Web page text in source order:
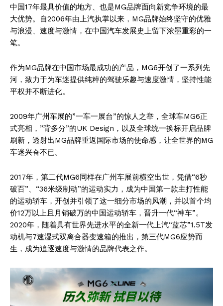
中国17年最具价值的地方、也是MG品牌面向新竞争环境的最
大优势。自2006年由上汽执掌以来，MG品牌始终坚守的优雅
与浪漫、速度与激情，在中国汽车发展史上留下浓墨重彩的一
笔。
作为MG品牌在中国市场最成功的产品，MG6开创了一系列先
河，致力于为车迷提供纯粹的驾驶乐趣与速度激情，坚持性能
平权并不断进化。
2009年广州车展的”一车一展台”的惊人之举，全球车MG6正
式亮相，”背多分”的UK Design，以及全球统一换标开启品牌
刷新，透射出MG品牌重返国际市场的使命感，让全世界的MG
车迷兴奋不已。
2017年，第二代MG6同样在广州车展前横空出世，凭借“6秒
破百”、“36米级制动”的运动实力，成为中国第一款主打性能
的运动轿车，开创并引领了这一细分市场的风潮，并以首个均
价12万以上且月销破万的中国运动轿车，晋升一代“神车”。
2020年，随着具有世界先进水平的全新一代上汽“蓝芯”1.5T发
动机与7速湿式双离合器变速箱的推出，第三代MG6应势而
生，成为追逐速度与激情的品牌代表之作。